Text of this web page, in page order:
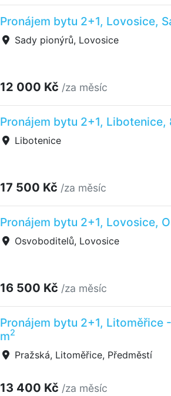
Pronájem bytu 2+1, Lovosice,
Sady pionýrů, Lovosice
12 000 Kč /za měsíc
Pronájem bytu 2+1, Libotenice,
Libotenice
17 500 Kč /za měsíc
Pronájem bytu 2+1, Lovosice,
Osvoboditelů, Lovosice
16 500 Kč /za měsíc
Pronájem bytu 2+1, Litoměřice
m2
Pražská, Litoměřice, Předměstí
13 400 Kč /za měsíc